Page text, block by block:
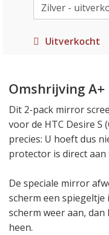
Uitverkocht
Omshrijving A+
Dit 2-pack mirror
voor de HTC Desire S
precies: U hoeft dus
protector is direct aan
De speciale mirror
scherm een spiegeltje
scherm weer aan,
heen.